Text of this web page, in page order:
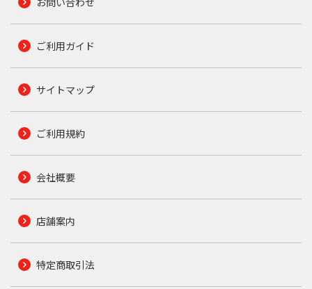
ご利用ガイド
サイトマップ
ご利用規約
会社概要
店舗案内
特定商取引法